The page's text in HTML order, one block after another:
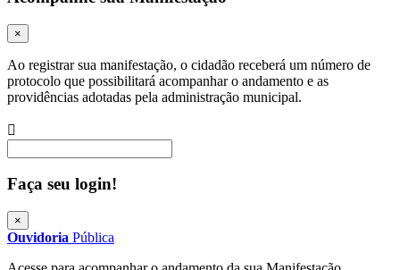
×
Ao registrar sua manifestação, o cidadão receberá um número de
protocolo que possibilitará acompanhar o andamento e as
providências adotadas pela administração municipal.
Faça seu login!
×
Ouvidoria Pública